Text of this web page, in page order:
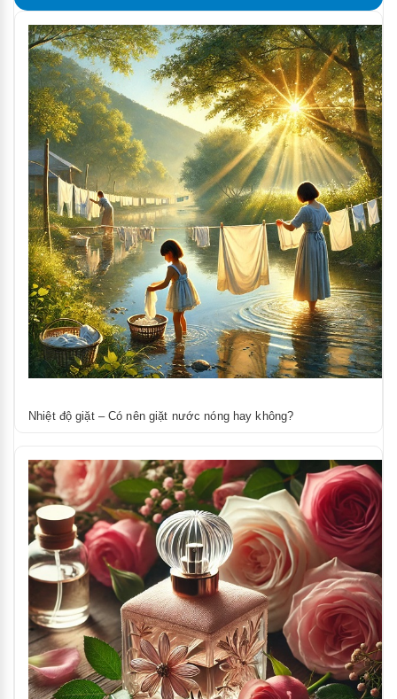
Nhiệt độ giặt – Có nên giặt nước nóng hay không?